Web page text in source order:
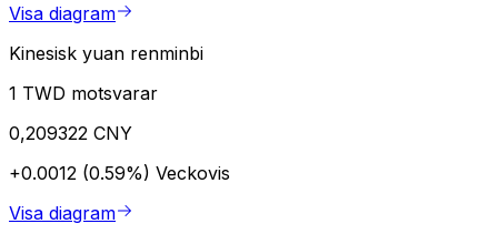
Visa diagram
Kinesisk yuan renminbi
1 TWD motsvarar
0,209322 CNY
+0.0012 (0.59%) Veckovis
Visa diagram